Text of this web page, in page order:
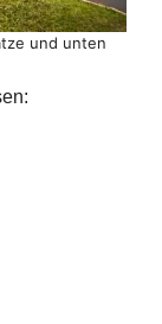
und unten